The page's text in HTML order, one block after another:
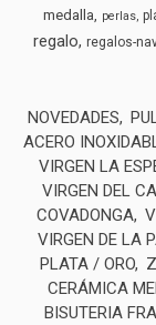
medalla perlas
regalo regalos-
NOVEDADES
ACERO
VIRGEN LA
VIRGEN DEL
COVADONGA
VIRGEN DE LA
PLATA / ORO
CERÁMICA
BISUTERIA